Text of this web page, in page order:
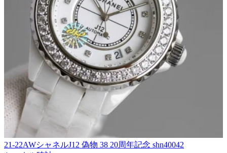
21-22AWシャネルJ12 偽物 38 20周年記念 shn40042